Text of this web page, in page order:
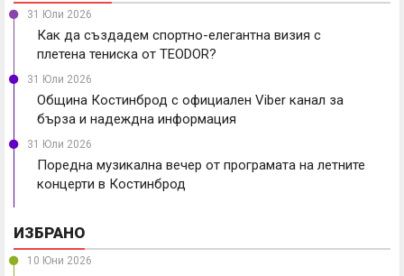
31 Юли 2026
Как да създадем спортно-елегантна визия с
плетена тениска от TEODOR?
31 Юли 2026
Община Костинброд с официален Viber канал за
бърза и надеждна информация
31 Юли 2026
Поредна музикална вечер от програмата на летните
концерти в Костинброд
ИЗБРАНО
10 Юни 2026